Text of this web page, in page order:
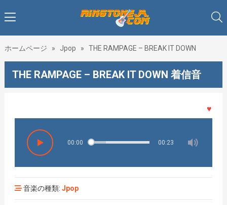
ホームページ » Jpop » THE RAMPAGE – BREAK IT DOWN
THE RAMPAGE – BREAK IT DOWN 着信音
♥♥♥着
00:00 00:23
音楽の種類: Jpop